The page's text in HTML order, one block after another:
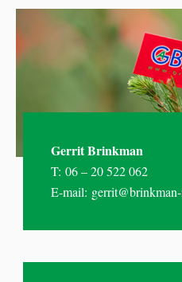
Gerrit Brinkman
T: 06 – 20 522 062
E-mail: